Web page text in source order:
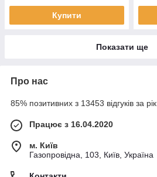
Купити
Показати ще
Про нас
85% позитивних з 13453 відгуків за рік
Працює з 16.04.2020
м. Київ
Газопровідна, 103, Київ, Україна